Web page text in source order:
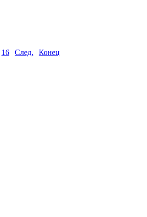
16 | След. | Конец